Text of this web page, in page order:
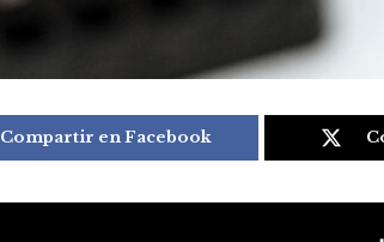
Compartir en Facebook